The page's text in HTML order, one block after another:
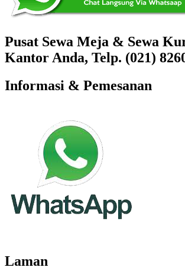
Pusat Sewa Meja & Sewa
Kantor Anda, Telp. (021)
Informasi & Pemesanan
Laman